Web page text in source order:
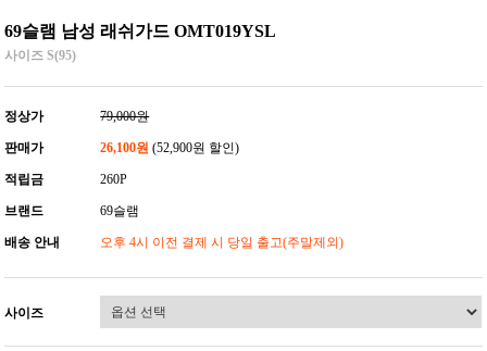
69슬램 남성 래쉬가드 OMT019YSL
사이즈 S(95)
정상가 79,000원
판매가 26,100원 (52,900원 할인)
적립금 260P
브랜드 69슬램
배송 안내 오후 4시 이전 결제 시 당일 출고(주말제외)
사이즈